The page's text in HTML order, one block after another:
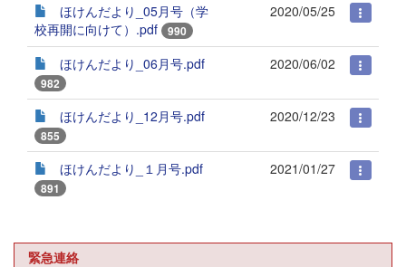
ほけんだより_05月号（学
校再開に向けて）.pdf
990
2020/05/25
ほけんだより_06月号.pdf
982
2020/06/02
ほけんだより_12月号.pdf
855
2020/12/23
ほけんだより_１月号.pdf
891
2021/01/27
緊急連絡